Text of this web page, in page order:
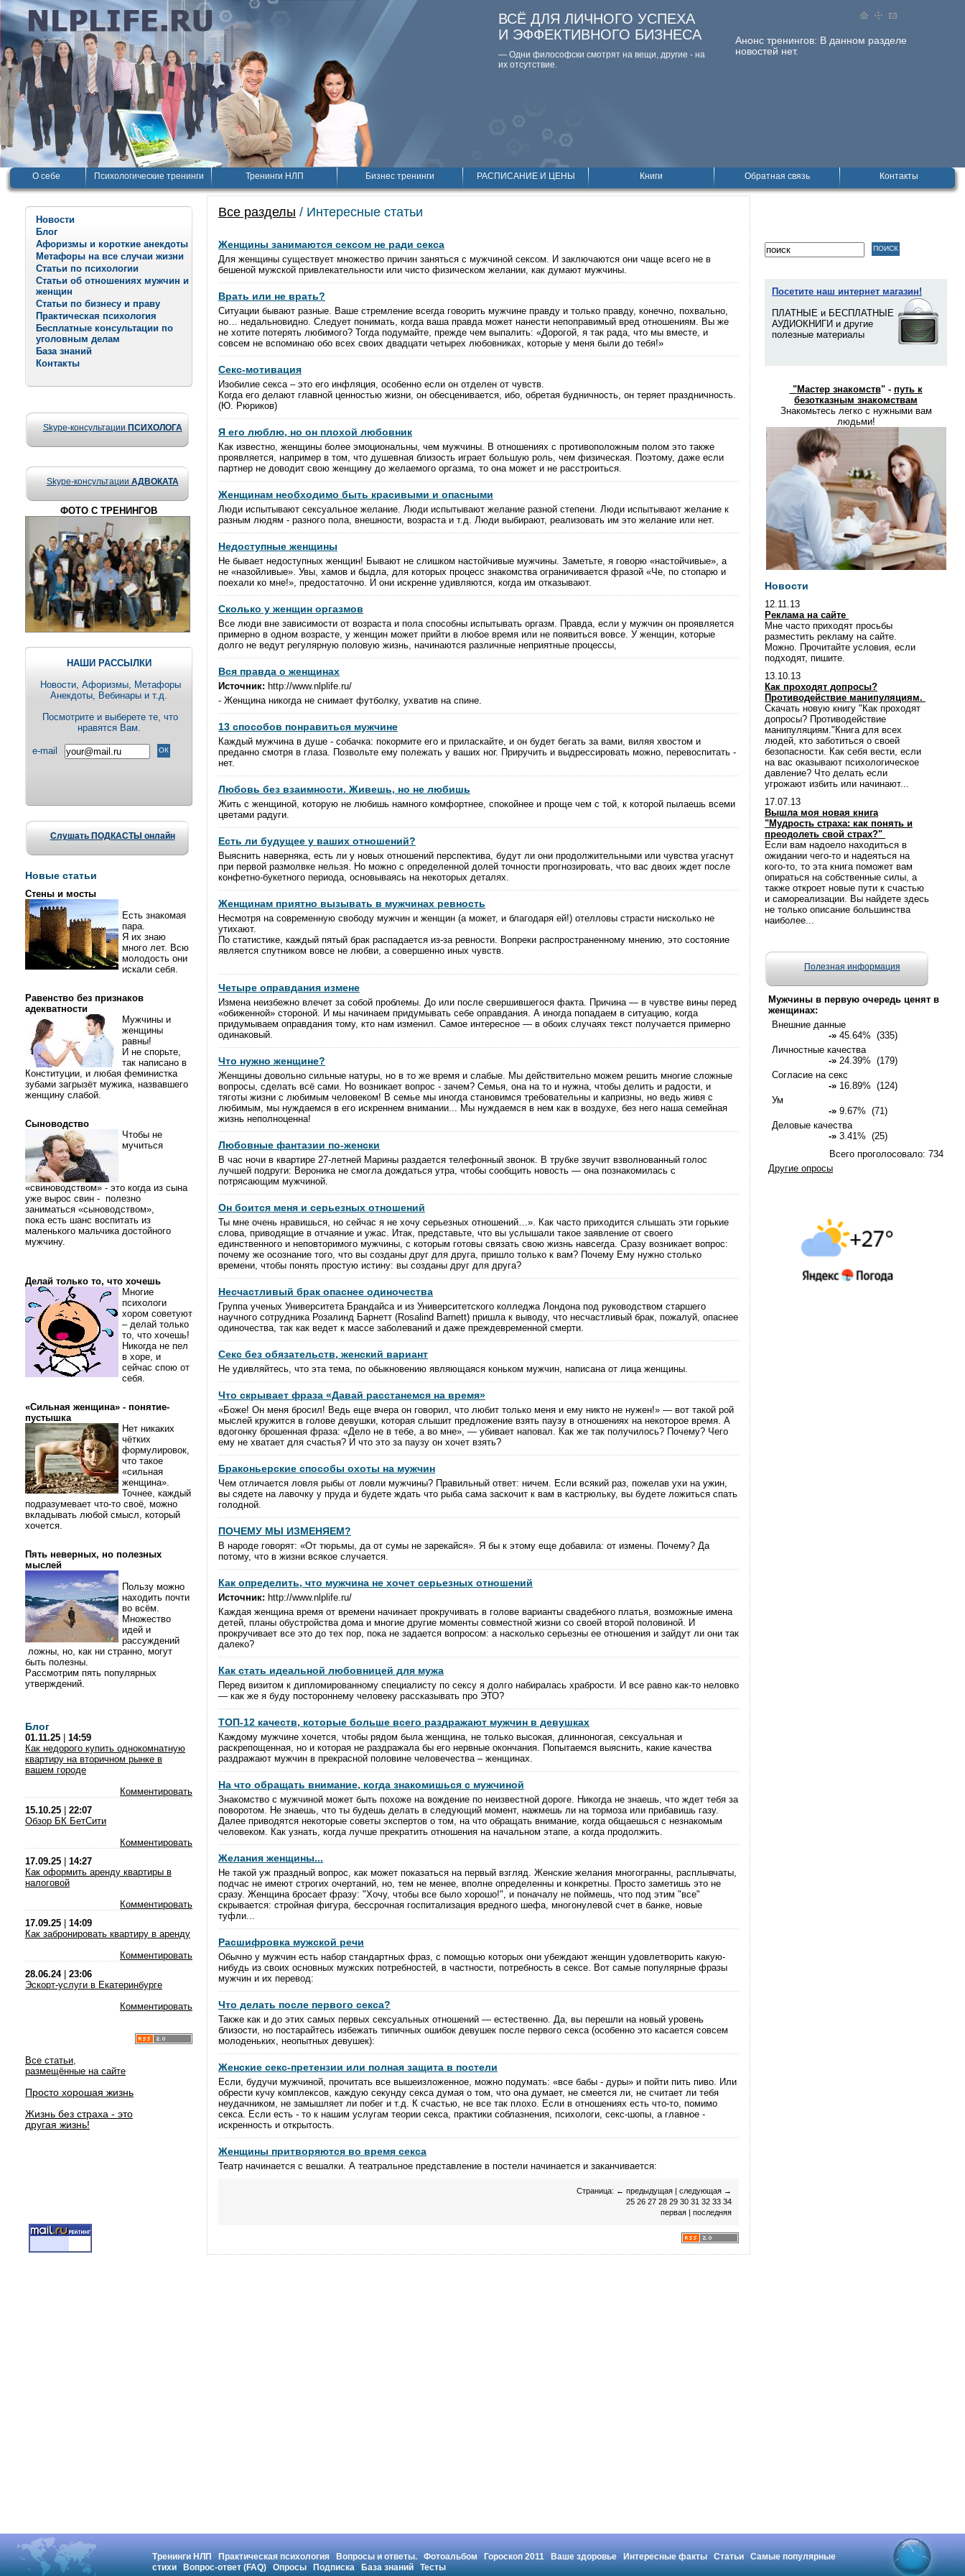
Анонс тренингов: В данном разделе
новостей нет.
ВСЁ ДЛЯ ЛИЧНОГО УСПЕХА
И ЭФФЕКТИВНОГО БИЗНЕСА
— Одни философски смотpят на вещи, дpугие - на
их отсутствие.
О себе Психологические тренинги Тренинги НЛП Бизнес тренинги РАСПИСАНИЕ И ЦЕНЫ Книги Обратная связь Контакты
Новости
Блог
Афоризмы и короткие анекдоты
Метафоры на все случаи жизни
Статьи по психологии
Статьи об отношениях мужчин и
женщин
Статьи по бизнесу и праву
Практическая психология
Бесплатные консультации по
уголовным делам
База знаний
Контакты
Skype-консультации ПСИХОЛОГА
Skype-консультации АДВОКАТА
ФОТО С ТРЕНИНГОВ
НАШИ РАССЫЛКИ
Новости, Aфоризмы, Метафоры
Анекдоты, Вебинары и т.д.
Посмотрите и выберете те, что
нравятся Вам.
e-mail
Слушать ПОДКАСТЫ онлайн
Новые статьи
Стены и мосты
Есть знакомая
пара.
Я их знаю
много лет. Всю
молодость они
искали себя.
Равенство без признаков
адекватности
Мужчины и
женщины
равны!
И не спорьте,
так написано в
Конституции, и любая феминистка
зубами загрызёт мужика, назвавшего
женщину слабой.
Сыноводство
Чтобы не
мучиться
«свиноводством» - это когда из сына
уже вырос свин - полезно
заниматься «сыноводством»,
пока есть шанс воспитать из
маленького мальчика достойного
мужчину.
Делай только то, что хочешь
Многие
психологи
хором советуют
– делай только
то, что хочешь!
Никогда не пел
в хоре, и
сейчас спою от
себя.
«Сильная женщина» - понятие-
пустышка
Нет никаких
чётких
формулировок,
что такое
«сильная
женщина».
Точнее, каждый
подразумевает что-то своё, можно
вкладывать любой смысл, который
хочется.
Пять неверных, но полезных
мыслей
Пользу можно
находить почти
во всём.
Множество
идей и
рассуждений
ложны, но, как ни странно, могут
быть полезны.
Рассмотрим пять популярных
утверждений.
Блог
01.11.25
14:59
Как недорого купить однокомнатную
квартиру на вторичном рынке в
вашем городе
Комментировать
15.10.25
22:07
Обзор БК БетСити
Комментировать
17.09.25
14:27
Как оформить аренду квартиры в
налоговой
Комментировать
17.09.25
14:09
Как забронировать квартиру в аренду
Комментировать
28.06.24| 23:06
Эскорт-услуги в Екатеринбурге
Комментировать
Все статьи,
размещённые на сайте
Просто хорошая жизнь
Жизнь без страха - это
другая жизнь!
Все разделы / Интересные статьи
Женщины занимаются сексом не ради секса
Для женщины существует множество причин заняться с мужчиной сексом. И заключаются они чаще всего не в
бешеной мужской привлекательности или чисто физическом желании, как думают мужчины.
Врать или не врать?
Ситуации бывают разные. Ваше стремление всегда говорить мужчине правду и только правду, конечно, похвально,
но… недальновидно. Следует понимать, когда ваша правда может нанести непоправимый вред отношениям. Вы же
не хотите потерять любимого? Тогда подумайте, прежде чем выпалить: «Дорогой, я так рада, что мы вместе, и
совсем не вспоминаю обо всех своих двадцати четырех любовниках, которые у меня были до тебя!»
Cекс-мотивация
Изобилие секса – это его инфляция, особенно если он отделен от чувств.
Когда его делают главной ценностью жизни, он обесценивается, ибо, обретая будничность, он теряет праздничность.
(Ю. Рюриков)
Я его люблю, но он плохой любовник
Как известно, женщины более эмоциональны, чем мужчины. В отношениях с противоположным полом это также
проявляется, например в том, что душевная близость играет большую роль, чем физическая. Поэтому, даже если
партнер не доводит свою женщину до желаемого оргазма, то она может и не расстроиться.
Женщинам необходимо быть красивыми и опасными
Люди испытывают сексуальное желание. Люди испытывают желание разной степени. Люди испытывают желание к
разным людям - разного пола, внешности, возраста и т.д. Люди выбирают, реализовать им это желание или нет.
Недоступные женщины
Не бывает недоступных женщин! Бывают не слишком настойчивые мужчины. Заметьте, я говорю «настойчивые», а
не «назойливые». Увы, хамов и быдла, для которых процесс знакомства ограничивается фразой «Че, по стопарю и
поехали ко мне!», предостаточно. И они искренне удивляются, когда им отказывают.
Сколько у женщин оргазмов
Все люди вне зависимости от возраста и пола способны испытывать оргазм. Правда, если у мужчин он проявляется
примерно в одном возрасте, у женщин может прийти в любое время или не появиться вовсе. У женщин, которые
долго не ведут регулярную половую жизнь, начинаются различные неприятные процессы,
Вся правда о женщинах
Источник: http://www.nlplife.ru/
- Женщина никогда не снимает футболку, ухватив на спине.
13 способов понравиться мужчине
Каждый мужчина в душе - собачка: покормите его и приласкайте, и он будет бегать за вами, виляя хвостом и
преданно смотря в глаза. Позвольте ему полежать у ваших ног. Приручить и выдрессировать можно, перевоспитать -
нет.
Любовь без взаимности. Живешь, но не любишь
Жить с женщиной, которую не любишь намного комфортнее, спокойнее и проще чем с той, к которой пылаешь всеми
цветами радуги.
Есть ли будущее у ваших отношений?
Выяснить наверняка, есть ли у новых отношений перспектива, будут ли они продолжительными или чувства угаснут
при первой размолвке нельзя. Но можно с определенной долей точности прогнозировать, что вас двоих ждет после
конфетно-букетного периода, основываясь на некоторых деталях.
Женщинам приятно вызывать в мужчинах ревность
Несмотря на современную свободу мужчин и женщин (а может, и благодаря ей!) отелловы страсти нисколько не
утихают.
По статистике, каждый пятый брак распадается из-за ревности. Вопреки распространенному мнению, это состояние
является спутником вовсе не любви, а совершенно иных чувств.
Четыре оправдания измене
Измена неизбежно влечет за собой проблемы. До или после свершившегося факта. Причина — в чувстве вины перед
«обиженной» стороной. И мы начинаем придумывать себе оправдания. А иногда попадаем в ситуацию, когда
придумываем оправдания тому, кто нам изменил. Самое интересное — в обоих случаях текст получается примерно
одинаковый.
Что нужно женщине?
Женщины довольно сильные натуры, но в то же время и слабые. Мы действительно можем решить многие сложные
вопросы, сделать всё сами. Но возникает вопрос - зачем? Семья, она на то и нужна, чтобы делить и радости, и
тяготы жизни с любимым человеком! В семье мы иногда становимся требовательны и капризны, но ведь живя с
любимым, мы нуждаемся в его искреннем внимании... Мы нуждаемся в нем как в воздухе, без него наша семейная
жизнь неполноценна!
Любовные фантазии по-женски
B час ночи в квартире 27-летней Марины раздается телефонный звонок. В трубке звучит взволнованный голос
лучшей подруги: Вероника не смогла дождаться утра, чтобы сообщить новость — она познакомилась с
потрясающим мужчиной.
Он боится меня и серьезных отношений
Ты мне очень нравишься, но сейчас я не хочу серьезных отношений…». Как часто приходится слышать эти горькие
слова, приводящие в отчаяние и ужас. Итак, представьте, что вы услышали такое заявление от своего
единственного и неповторимого мужчины, с которым готовы связать свою жизнь навсегда. Сразу возникает вопрос:
почему же осознание того, что вы созданы друг для друга, пришло только к вам? Почему Ему нужно столько
времени, чтобы понять простую истину: вы созданы друг для друга?
Несчастливый брак опаснее одиночества
Группа ученых Университета Брандайса и из Университетского колледжа Лондона под руководством старшего
научного сотрудника Розалинд Барнетт (Rosalind Barnett) пришла к выводу, что несчастливый брак, пожалуй, опаснее
одиночества, так как ведет к массе заболеваний и даже преждевременной смерти.
Секс без обязательств, женский вариант
Не удивляйтесь, что эта тема, по обыкновению являющаяся коньком мужчин, написана от лица женщины.
Что скрывает фраза «Давай расстанемся на время»
«Боже! Он меня бросил! Ведь еще вчера он говорил, что любит только меня и ему никто не нужен!» — вот такой рой
мыслей кружится в голове девушки, которая слышит предложение взять паузу в отношениях на некоторое время. А
вдогонку брошенная фраза: «Дело не в тебе, а во мне», — убивает наповал. Как же так получилось? Почему? Чего
ему не хватает для счастья? И что это за паузу он хочет взять?
Браконьерские способы охоты на мужчин
Чем отличается ловля рыбы от ловли мужчины? Правильный ответ: ничем. Если всякий раз, пожелав ухи на ужин,
вы сядете на лавочку у пруда и будете ждать что рыба сама заскочит к вам в кастрюльку, вы будете ложиться спать
голодной.
ПОЧЕМУ МЫ ИЗМЕНЯЕМ?
В народе говорят: «От тюрьмы, да от сумы не зарекайся». Я бы к этому еще добавила: от измены. Почему? Да
потому, что в жизни всякое случается.
Как определить, что мужчина не хочет серьезных отношений
Источник: http://www.nlplife.ru/
Каждая женщина время от времени начинает прокручивать в голове варианты свадебного платья, возможные имена
детей, планы обустройства дома и многие другие моменты совместной жизни со своей второй половиной. И
прокручивает все это до тех пор, пока не задается вопросом: а насколько серьезны ее отношения и зайдут ли они так
далеко?
Как стать идеальной любовницей для мужа
Перед визитом к дипломированному специалисту по сексу я долго набиралась храбрости. И все равно как-то неловко
— как же я буду постороннему человеку рассказывать про ЭТО?
ТОП-12 качеств, которые больше всего раздражают мужчин в девушках
Каждому мужчине хочется, чтобы рядом была женщина, не только высокая, длинноногая, сексуальная и
раскрепощенная, но и которая не раздражала бы его нервные окончания. Попытаемся выяснить, какие качества
раздражают мужчин в прекрасной половине человечества – женщинах.
На что обращать внимание, когда знакомишься с мужчиной
Знакомство с мужчиной может быть похоже на вождение по неизвестной дороге. Никогда не знаешь, что ждет тебя за
поворотом. Не знаешь, что ты будешь делать в следующий момент, нажмешь ли на тормоза или прибавишь газу.
Далее приводятся некоторые советы экспертов о том, на что обращать внимание, когда общаешься с незнакомым
человеком. Как узнать, когда лучше прекратить отношения на начальном этапе, а когда продолжить.
Желания женщины...
Не такой уж праздный вопрос, как может показаться на первый взгляд. Женские желания многогранны, расплывчаты,
подчас не имеют строгих очертаний, но, тем не менее, вполне определенны и конкретны. Просто заметишь это не
сразу. Женщина бросает фразу: "Хочу, чтобы все было хорошо!", и поначалу не поймешь, что под этим "все"
скрывается: стройная фигура, бессрочная госпитализация вредного шефа, многонулевой счет в банке, новые
туфли...
Расшифровка мужской речи
Обычно у мужчин есть набор стандартных фраз, с помощью которых они убеждают женщин удовлетворить какую-
нибудь из своих основных мужских потребностей, в частности, потребность в сексе. Вот самые популярные фразы
мужчин и их перевод:
Что делать после первого секса?
Также как и до этих самых первых сексуальных отношений — естественно. Да, вы перешли на новый уровень
близости, но постарайтесь избежать типичных ошибок девушек после первого секса (особенно это касается совсем
молоденьких, неопытных девушек):
Женские секс-претензии или полная защита в постели
Если, будучи мужчиной, прочитать все вышеизложенное, можно подумать: «все бабы - дуры» и пойти пить пиво. Или
обрести кучу комплексов, каждую секунду секса думая о том, что она думает, не смеется ли, не считает ли тебя
неудачником, не замышляет ли побег и т.д. К счастью, не все так плохо. Если в отношениях есть что-то, помимо
секса. Если есть - то к нашим услугам теории секса, практики соблазнения, психологи, секс-шопы, а главное -
искренность и открытость.
Женщины притворяются во время секса
Театр начинается с вешалки. А театральное представление в постели начинается и заканчивается:
Страница: ← предыдущая | следующая →
25 26 27 28 29 30 31 32 33 34
первая | последняя
Посетите наш интернет магазин!
ПЛАТНЫЕ и БЕСПЛАТНЫЕ
АУДИОКНИГИ и другие
полезные материалы
"Мастер знакомств" - путь к
безотказным знакомствам
Знакомьтесь легко с нужными вам
людьми!
Новости
12.11.13
Реклама на сайте
Мне часто приходят просьбы
разместить рекламу на сайте.
Можно. Прочитайте условия, если
подходят, пишите.
13.10.13
Как проходят допросы?
Противодействие манипуляциям.
Скачать новую книгу "Как проходят
допросы? Противодействие
манипуляциям."Книга для всех
людей, кто заботиться о своей
безопасности. Как себя вести, если
на вас оказывают психологическое
давление? Что делать если
угрожают избить или начинают...
17.07.13
Вышла моя новая книга
"Мудрость страха: как понять и
преодолеть свой страх?"
Если вам надоело находиться в
ожидании чего-то и надеяться на
кого-то, то эта книга поможет вам
опираться на собственные силы, а
также откроет новые пути к счастью
и самореализации. Вы найдете здесь
не только описание большинства
наиболее...
Полезная информация
Мужчины в первую очередь ценят в
женщинах:
Внешние данные
-» 45.64% (335)
Личностные качества
-» 24.39% (179)
Согласие на секс
-» 16.89% (124)
Ум
-» 9.67% (71)
Деловые качества
-» 3.41% (25)
Всего проголосовало: 734
Другие опросы
Тренинги НЛП Практическая психология Вопросы и ответы. Фотоальбом Гороскоп 2011 Ваше здоровье Интересные факты Статьи
Самые популярные
стихи
Вопрос-ответ (FAQ) Опросы Подписка База знаний Тесты